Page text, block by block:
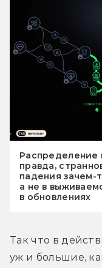
Распределение
правда,
падения зачем-
а не в
в обновлениях
Так что в
уж и большие,